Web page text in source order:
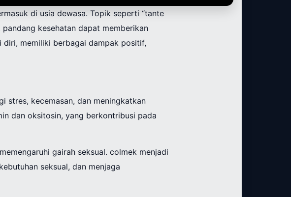
di usia dewasa. Topik seperti “tante
kesehatan dapat memberikan
memiliki berbagai dampak positif,
stres, kecemasan, dan meningkatkan
dan oksitosin, yang berkontribusi pada
gairah seksual. colmek menjadi
seksual, dan menjaga